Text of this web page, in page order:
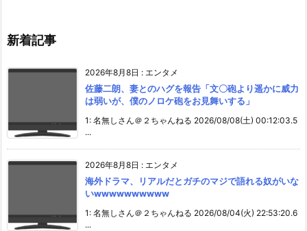
新着記事
2026年8月8日 : エンタメ
佐藤二朗、妻とのハグを報告「文〇砲より遥かに威力
は弱いが、僕のノロケ砲をお見舞いする」
1: 名無しさん＠２ちゃんねる 2026/08/08(土) 00:12:03.5
...
2026年8月8日 : エンタメ
海外ドラマ、リアルだとガチのマジで語れる奴がいな
いwwwwwwwwww
1: 名無しさん＠２ちゃんねる 2026/08/04(火) 22:53:20.6
...